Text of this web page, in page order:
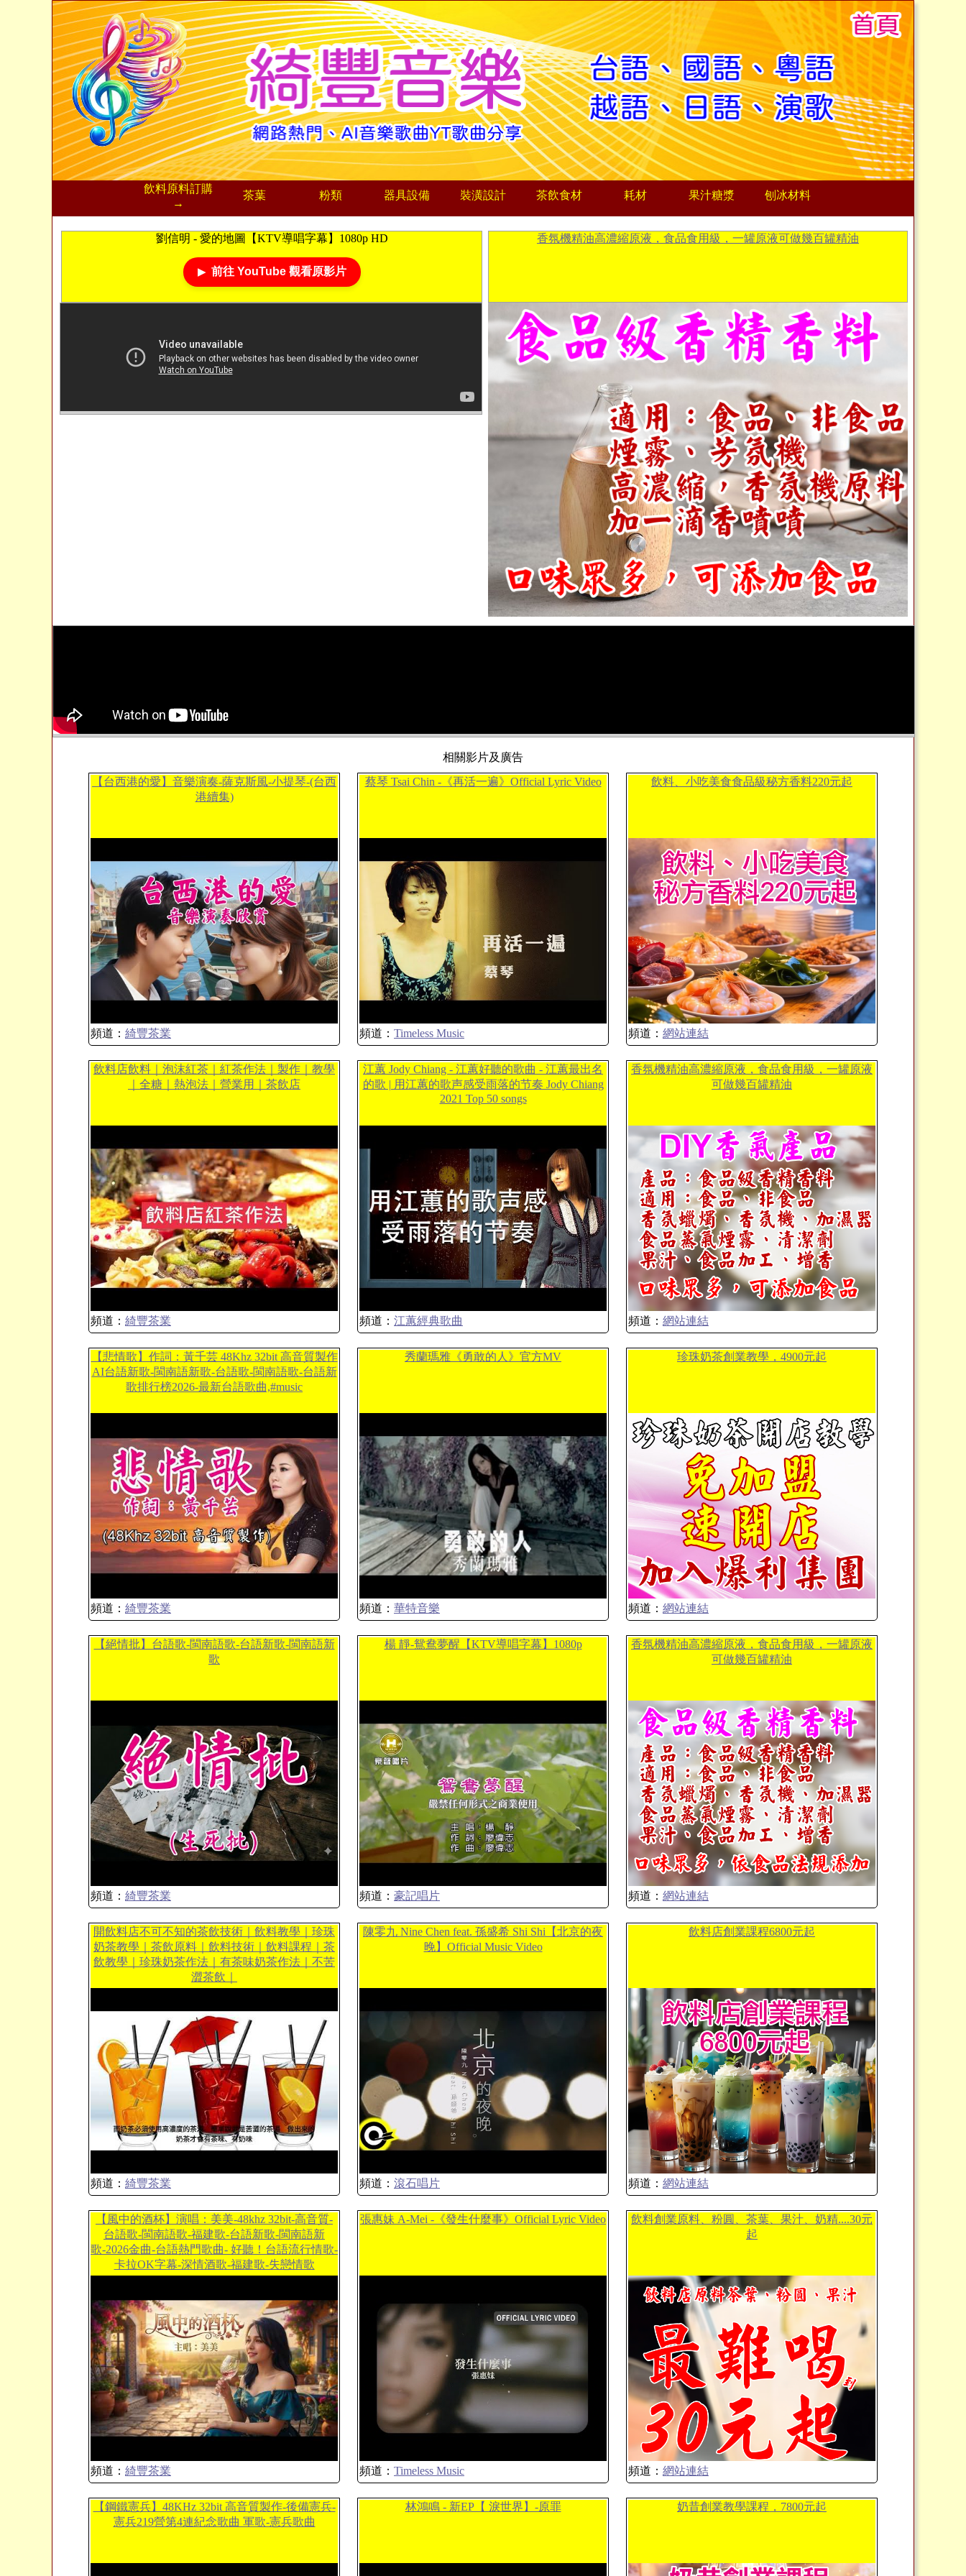
飲料原料訂購
→
茶葉 粉類 器具設備 裝潢設計 茶飲食材 耗材 果汁糖漿 刨冰材料
劉信明 - 愛的地圖【KTV導唱字幕】1080p HD
前往 YouTube 觀看原影片
香氛機精油高濃縮原液，食品食用級，一罐原液可做幾百罐精油
相關影片及廣告
【台西港的愛】音樂演奏-薩克斯風-小提琴-(台西
港續集)
頻道： 綺豐茶業
蔡琴 Tsai Chin -《再活一遍》Official Lyric Video
頻道： Timeless Music
飲料、小吃美食食品級秘方香料220元起
頻道： 網站連結
飲料店飲料｜泡沫紅茶｜紅茶作法｜製作｜教學
｜全糖｜熱泡法｜營業用｜茶飲店
頻道： 綺豐茶業
江蕙 Jody Chiang - 江蕙好聽的歌曲 - 江蕙最出名
的歌 | 用江蕙的歌声感受雨落的节奏 Jody Chiang
2021 Top 50 songs
頻道： 江蕙經典歌曲
香氛機精油高濃縮原液，食品食用級，一罐原液
可做幾百罐精油
頻道： 網站連結
【悲情歌】作詞：黃千芸 48Khz 32bit 高音質製作
AI台語新歌-閩南語新歌-台語歌-閩南語歌-台語新
歌排行榜2026-最新台語歌曲,#music
頻道： 綺豐茶業
秀蘭瑪雅《勇敢的人》官方MV
頻道： 華特音樂
珍珠奶茶創業教學，4900元起
頻道： 網站連結
【絕情批】台語歌-閩南語歌-台語新歌-閩南語新
歌
頻道： 綺豐茶業
楊 靜-鴛鴦夢醒【KTV導唱字幕】1080p
頻道： 豪記唱片
香氛機精油高濃縮原液，食品食用級，一罐原液
可做幾百罐精油
頻道： 網站連結
開飲料店不可不知的茶飲技術｜飲料教學｜珍珠
奶茶教學｜茶飲原料｜飲料技術｜飲料課程｜茶
飲教學｜珍珠奶茶作法｜有茶味奶茶作法｜不苦
澀茶飲｜
頻道： 綺豐茶業
陳零九 Nine Chen feat. 孫盛希 Shi Shi【北京的夜
晚】Official Music Video
頻道： 滾石唱片
飲料店創業課程6800元起
頻道： 網站連結
【風中的酒杯】演唱：美美-48khz 32bit-高音質-
台語歌-閩南語歌-福建歌-台語新歌-閩南語新
歌-2026金曲-台語熱門歌曲- 好聽！台語流行情歌-
卡拉OK字幕-深情酒歌-福建歌-失戀情歌
頻道： 綺豐茶業
張惠妹 A-Mei -《發生什麼事》Official Lyric Video
頻道： Timeless Music
飲料創業原料、粉圓、茶葉、果汁、奶精....30元
起
頻道： 網站連結
【鋼鐵憲兵】48KHz 32bit 高音質製作-後備憲兵-
憲兵219營第4連紀念歌曲 軍歌-憲兵歌曲
林鴻鳴 - 新EP【 淚世界】-原罪 奶昔創業教學課程，7800元起